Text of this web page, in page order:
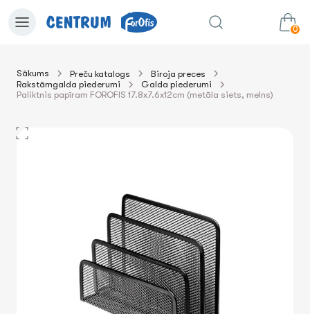
0
uz grozu Summa: 0.00€
Sākums Preču katalogs
Biroja preces
Rakstāmgalda piederumi
Galda piederumi
Paliktnis papīram FOROFIS 17.8x7.6x12cm (metāla siets, melns)